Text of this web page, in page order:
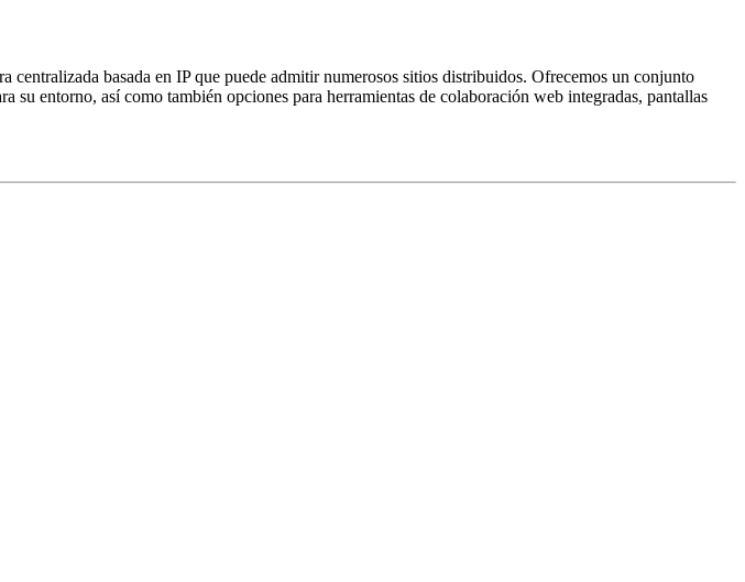
basada en IP que puede admitir numerosos sitios distribuidos. Ofrecemos un conjunto
entorno, así como también opciones para herramientas de colaboración web integradas, pantallas